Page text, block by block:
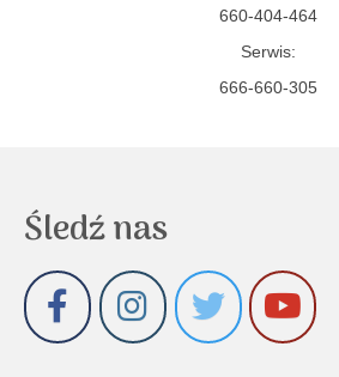
660-404-464
Serwis:
666-660-305
Śledź nas